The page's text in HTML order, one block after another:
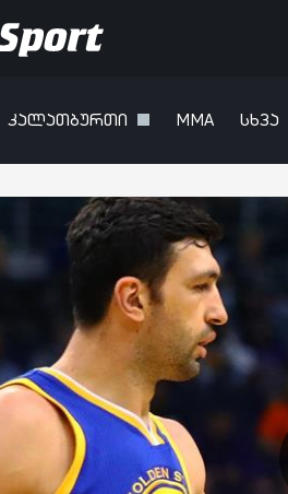
კალათბურთი MMA სხვა